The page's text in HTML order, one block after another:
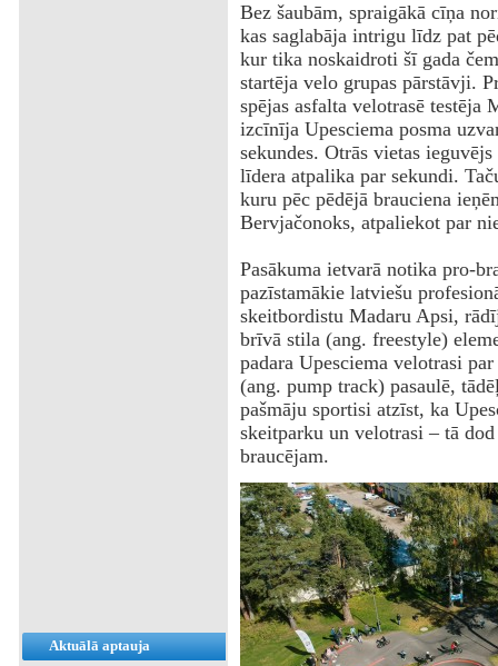
Aktuālā aptauja
Bez šaubām, spraigākā cīņa
kas saglabāja intrigu līdz pat
kur tika noskaidroti šī gada
startēja velo grupas pārstāvji.
spējas asfalta velotrasē testēja
izcīnīja Upesciema posma
sekundes. Otrās vietas
līdera atpalika par sekundi.
kuru pēc pēdējā brauciena
Bervjačonoks, atpaliekot par
‌Pasākuma ietvarā notika pro-
pazīstamākie latviešu
skeitbordistu Madaru Apsi,
brīvā stila (ang. freestyle)
padara Upesciema velotrasi
(ang. pump track) pasaulē,
pašmāju sportisi atzīst, ka
skeitparku un velotrasi – tā
braucējam.